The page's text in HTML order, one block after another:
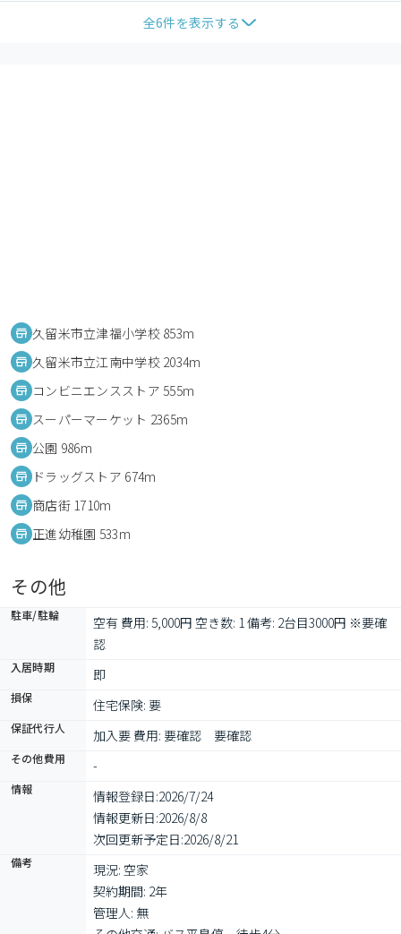
全6件を表示する
久留米市立津福小学校 853m
久留米市立江南中学校 2034m
コンビニエンスストア 555m
スーパーマーケット 2365m
公園 986m
ドラッグストア 674m
商店街 1710m
正進幼稚園 533m
その他
駐車/駐輪
空有 費用: 5,000円 空き数: 1 備考: 2台目3000円 ※要確
認
入居時期 即
損保 住宅保険: 要
保証代行人 加入要 費用: 要確認　要確認
その他費用 -
情報 情報登録日:2026/7/24
情報更新日:2026/8/8
次回更新予定日:2026/8/21
備考
現況: 空家
契約期間: 2年
管理人: 無